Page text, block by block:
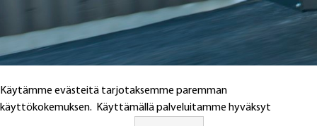
Käytämme evästeitä tarjotaksemme paremman
käyttökokemuksen. Käyttämällä palveluitamme hyväksyt